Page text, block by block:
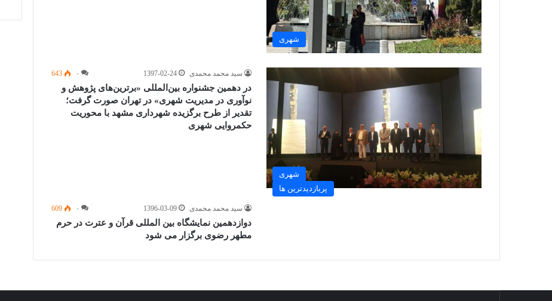
شهری
شهری
سید محمد محمدی 1397-02-24 ۰ 643
در دهمین جشنواره بین‌المللی «برترین‌های پژوهش و
نوآوری در مدیریت شهری» در تهران صورت گرفت؛
تقدیر از طرح برگزیده شهرداری مشهد با محوریت
حکمروایی شهری
پربازدیدترین ها
سید محمد محمدی 1396-03-09 ۰ 609
دوازدهمین نمایشگاه بین المللی قرآن و عترت در حرم
مطهر رضوی برگزار می شود